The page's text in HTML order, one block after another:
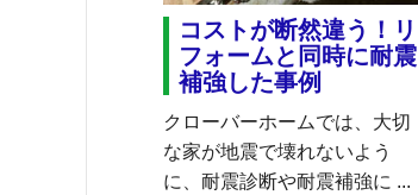
コストが断然違う！リ
フォームと同時に耐震
補強した事例
クローバーホームでは、大切
な家が地震で壊れないよう
に、耐震診断や耐震補強に ...